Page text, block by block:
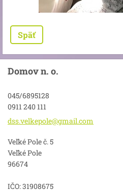
Späť
Domov n. o.
045/6895128
0911 240 111
dss.velkepole@gmail.com
Veľké Pole č. 5
Veľké Pole
96674
IČO: 31908675